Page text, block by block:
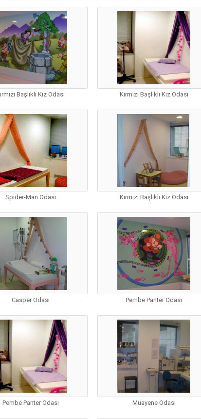
Başlıklı Kız Odası Kırmızı Başlıklı Kız Odası
Spider-Man Odası Kırmızı Başlıklı Kız Odası
Casper Odası Pembe Panter Odası
Pembe Panter Odası Muayene Odası